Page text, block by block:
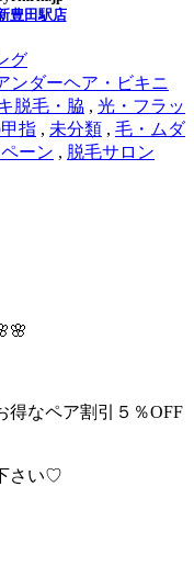
豊田駅店
ンダーヘア・ビキニ
脱毛・脇 , 光・フラッ
指 , 未分類 , 毛・ムダ
ーン , 脱毛サロン
得なペア割引５％OFF
さい♡